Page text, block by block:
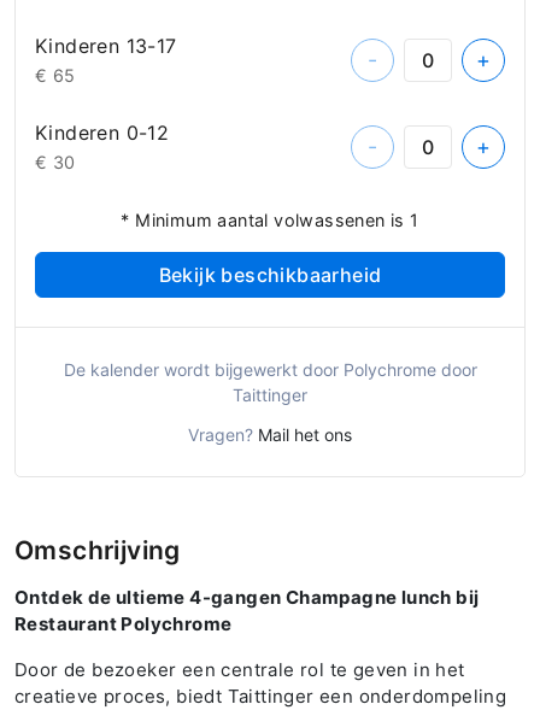
Kinderen 13-17
€ 65
- +
Kinderen 0-12
€ 30
- +
* Minimum aantal volwassenen is 1
Bekijk beschikbaarheid
De kalender wordt bijgewerkt door Polychrome door
Taittinger
Vragen? Mail het ons
Omschrijving
Ontdek de ultieme 4-gangen Champagne lunch bij
Restaurant Polychrome
Door de bezoeker een centrale rol te geven in het
creatieve proces, biedt Taittinger een onderdompeling